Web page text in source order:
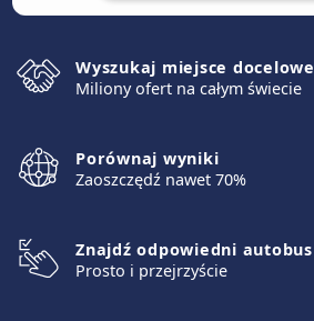
Wyszukaj miejsce docelowe
Miliony ofert na całym świecie
Porównaj wyniki
Zaoszczędź nawet 70%
Znajdź odpowiedni autobus
Prosto i przejrzyście